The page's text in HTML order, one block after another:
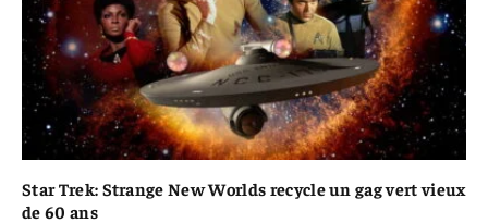
Star Trek: Strange New Worlds recycle un gag vert vieux
de 60 ans